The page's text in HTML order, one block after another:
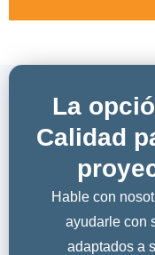
La
Calidad
Hable con
ayudarle con
adaptados a